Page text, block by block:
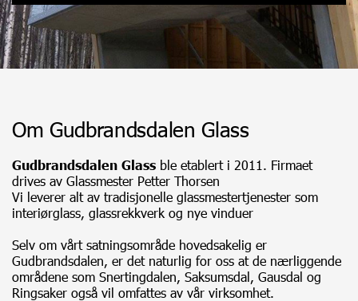
Om Gudbrandsdalen Glass
Gudbrandsdalen Glass ble etablert i 2011. Firmaet
drives av Glassmester Petter Thorsen
Vi leverer alt av tradisjonelle glassmestertjenester som
interiørglass, glassrekkverk og nye vinduer
Selv om vårt satningsområde hovedsakelig er
Gudbrandsdalen, er det naturlig for oss at de nærliggende
områdene som Snertingdalen, Saksumsdal, Gausdal og
Ringsaker også vil omfattes av vår virksomhet.